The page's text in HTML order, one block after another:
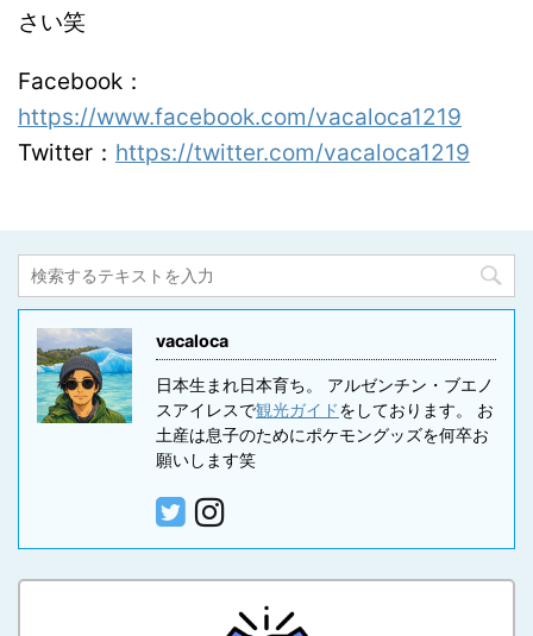
さい笑
Facebook：
https://www.facebook.com/vacaloca1219
Twitter： https://twitter.com/vacaloca1219
vacaloca
日本生まれ日本育ち。 アルゼンチン・ブエノ
スアイレスで観光ガイドをしております。 お
土産は息子のためにポケモングッズを何卒お
願いします笑